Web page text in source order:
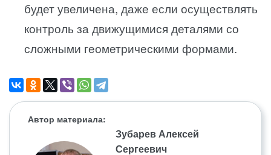
будет увеличена, даже если осуществлять
контроль за движущимися деталями со
сложными геометрическими формами.
Автор материала:
Зубарев Алексей
Сергеевич